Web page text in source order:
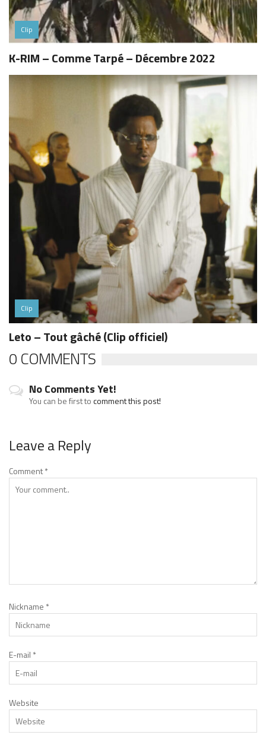
Clip
K-RIM – Comme Tarpé – Décembre 2022
Clip
Leto – Tout gâché (Clip officiel)
0 COMMENTS
No Comments Yet!
You can be first tocomment this post!
Leave a Reply
Comment*
Nickname *
E-mail *
Website